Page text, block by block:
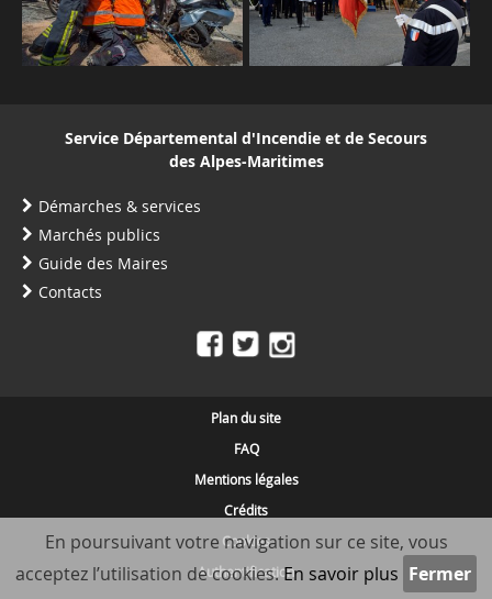
Service Départemental d'Incendie et de Secours
des Alpes-Maritimes
Démarches & services
Marchés publics
Guide des Maires
Contacts
Plan du site
FAQ
Mentions légales
Crédits
Cookies
Authentification
En poursuivant votre navigation sur ce site, vous
acceptez l’utilisation de cookies.En savoir plus